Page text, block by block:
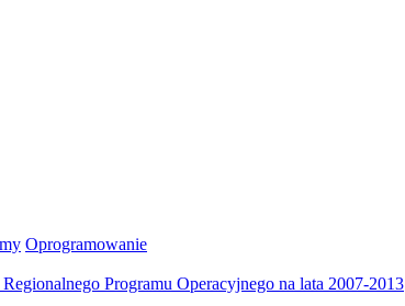
Oprogramowanie
Programu Operacyjnego na lata 2007-2013